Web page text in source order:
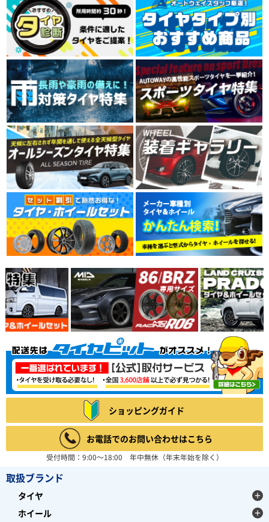
ショッピングガイド
お電話でのお問い合わせはこちら
受付時間：9:00～18:00 年中無休（年末年始を除く）
取扱ブランド
タイヤ
ホイール